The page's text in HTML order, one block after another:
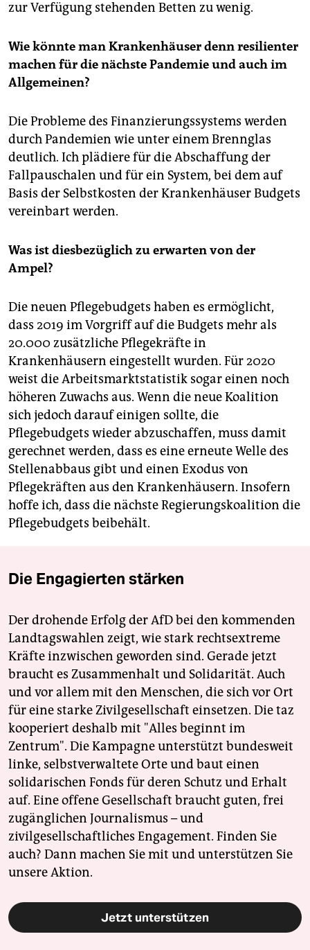
zur Ver­fügung stehenden Betten zu wenig.
Wie könnte man Krankenhäuser denn resilienter
machen für die nächste Pandemie und auch im
Allgemeinen?
Die Probleme des Finanzierungssystems werden
durch Pandemien wie unter einem Brennglas
deutlich. Ich plädiere für die Abschaffung der
Fallpauschalen und für ein System, bei dem auf
Basis der Selbstkosten der Krankenhäuser Budgets
vereinbart werden.
Was ist diesbezüglich zu erwarten von der
Ampel?
Die neuen Pflegebudgets haben es ermöglicht,
dass 2019 im Vorgriff auf die Budgets mehr als
20.000 zusätzliche Pflegekräfte in
Krankenhäusern eingestellt wurden. Für 2020
weist die Arbeitsmarktstatistik sogar einen noch
höheren Zuwachs aus. Wenn die neue Koalition
sich jedoch darauf einigen sollte, die
Pflegebudgets wieder abzuschaffen, muss damit
gerechnet werden, dass es eine erneute Welle des
Stellenabbaus gibt und einen Exodus von
Pflegekräften aus den Krankenhäusern. Insofern
hoffe ich, dass die nächste Regierungskoalition die
Pflegebudgets beibehält.
Die Engagierten stärken
Der drohende Erfolg der AfD bei den kommenden
Landtagswahlen zeigt, wie stark rechtsextreme
Kräfte inzwischen geworden sind. Gerade jetzt
braucht es Zusammenhalt und Solidarität. Auch
und vor allem mit den Menschen, die sich vor Ort
für eine starke Zivilgesellschaft einsetzen. Die taz
kooperiert deshalb mit "Alles beginnt im
Zentrum". Die Kampagne unterstützt bundesweit
linke, selbstverwaltete Orte und baut einen
solidarischen Fonds für deren Schutz und Erhalt
auf. Eine offene Gesellschaft braucht guten, frei
zugänglichen Journalismus – und
zivilgesellschaftliches Engagement. Finden Sie
auch? Dann machen Sie mit und unterstützen Sie
unsere Aktion.
Jetzt unterstützen